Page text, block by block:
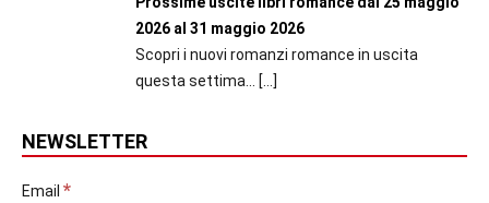
2026 al 31 maggio 2026
Scopri i nuovi romanzi romance in uscita
questa settima...
[…]
NEWSLETTER
Email *